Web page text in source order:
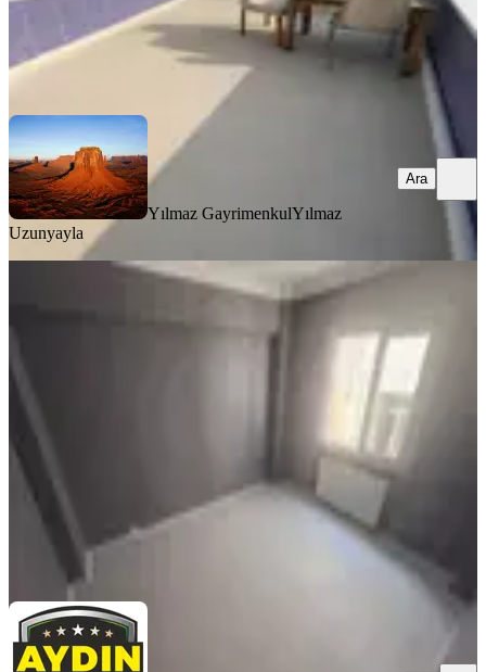
Yılmaz GayrimenkulYılmaz Uzunyayla
Yılmaz GayrimenkulYılmaz
Uzunyayla
Ara
Aydın İnş Sultançitliği Mah 2+1 90m2
AYDIN İnşaat Gayrimenkul